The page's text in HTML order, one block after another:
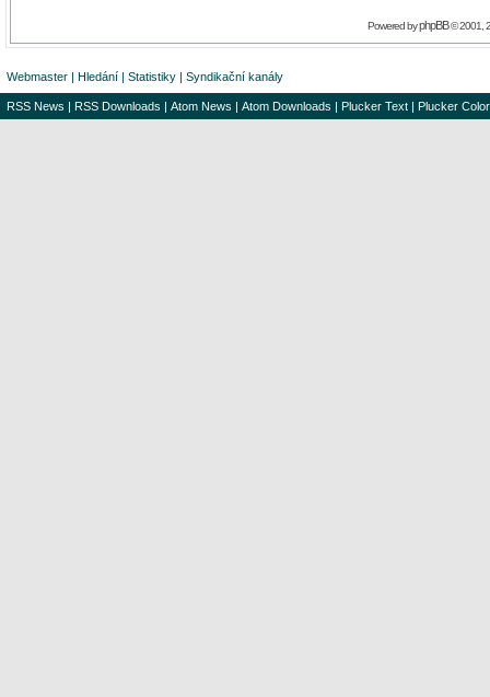
Powered byphpBB© 2001,
Webmaster | Hledání | Statistiky | Syndikační kanály
RSS News | RSS Downloads | Atom News | Atom Downloads | Plucker Text | Plucker Color